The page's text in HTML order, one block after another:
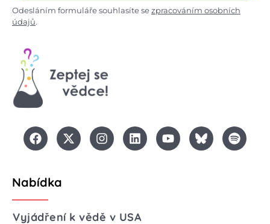
Odesláním formuláře souhlasíte sezpracováním osobních
údajů.
Nabídka
Vyjádření k vědě v USA